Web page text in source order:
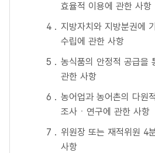
효율적 이용에 관한 사항
지방자치와 지방분권에
수립에 관한 사항
농식품의 안정적 공급을
관한 사항
농어업과 농어촌의 다원
조사ㆍ연구에 관한 사항
위원장 또는 재적위원 4
사항